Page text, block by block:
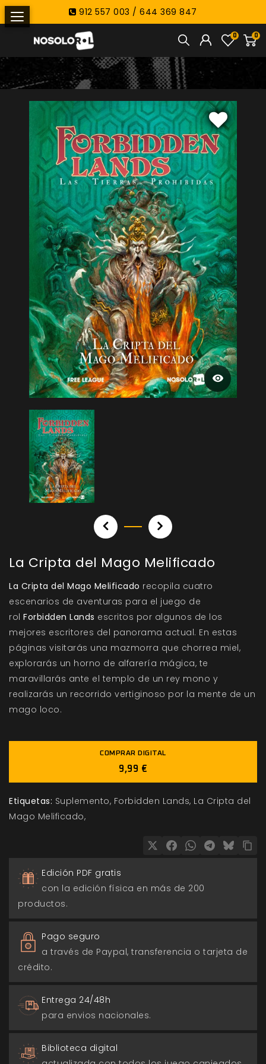
912 557 003 / 644 369 847
0
0
La Cripta del Mago Melificado
La Cripta del Mago Melificado recopila cuatro
escenarios de aventuras para el juego de
rol Forbidden Lands escritos por algunos de los
mejores escritores del panorama actual. En estas
páginas visitarás una mazmorra que chorrea miel,
explorarás un horno de alfarería mágica, te
maravillarás ante el templo de un rey mono y
realizarás un recorrido vertiginoso por la mente de un
mago loco.
COMPRAR DIGITAL
9,99 €
Etiquetas: Suplemento Forbidden Lands La Cripta del
Mago Melificado
Edición PDF gratis
con la edición física en más de 200
productos.
Pago seguro
a través de Paypal, transferencia o tarjeta de
crédito.
Entrega 24/48h
para envios nacionales.
Biblioteca digital